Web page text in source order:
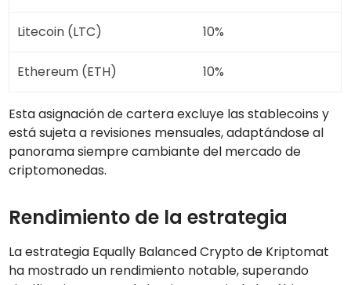
Litecoin (LTC) 10%
Ethereum (ETH) 10%
Esta asignación de cartera excluye las stablecoins y
está sujeta a revisiones mensuales, adaptándose al
panorama siempre cambiante del mercado de
criptomonedas.
Rendimiento de la estrategia
La estrategia Equally Balanced Crypto de Kriptomat
ha mostrado un rendimiento notable, superando